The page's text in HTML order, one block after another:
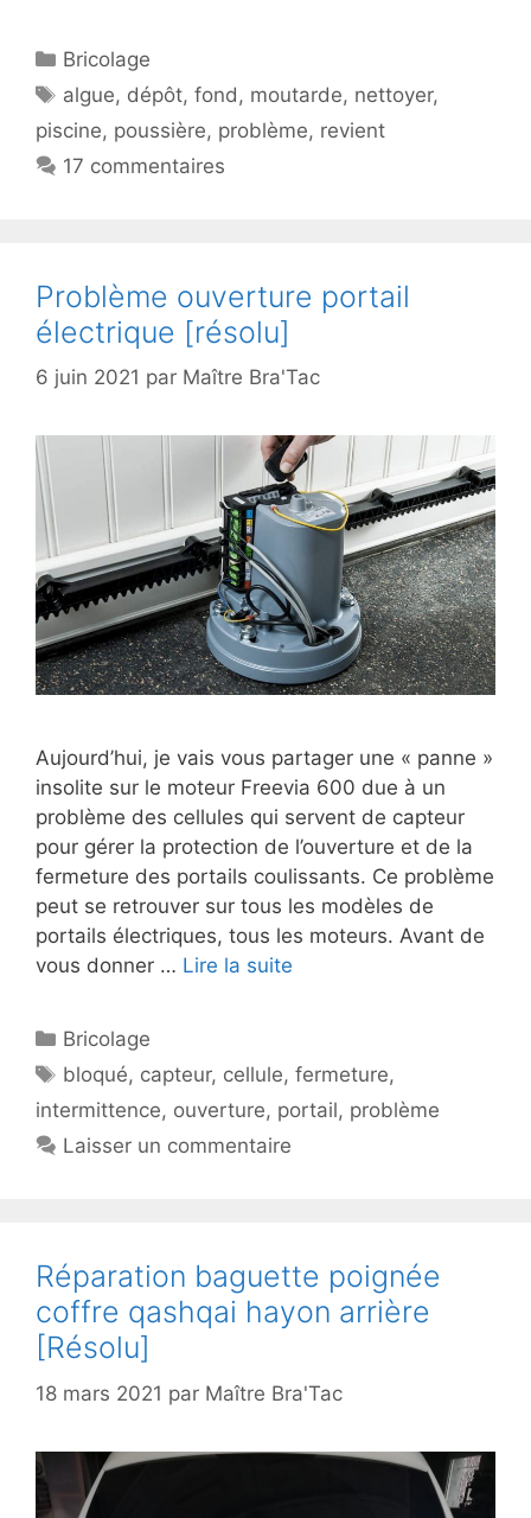
Catégories
Bricolage
Étiquettes
algue, dépôt,fond , moutarde, nettoyer,
piscine, poussière, problème, revient
17 commentaires
Problème ouverture portail
électrique [résolu]
6 juin 2021 par Maître Bra'Tac
Aujourd’hui, je vais vous partager une « panne »
insolite sur le moteur Freevia 600 due à un
problème des cellules qui servent de capteur
pour gérer la protection de l’ouverture et de la
fermeture des portails coulissants. Ce problème
peut se retrouver sur tous les modèles de
portails électriques, tous les moteurs. Avant de
vous donner … Lire la suite
Catégories
Bricolage
Étiquettes
bloqué, capteur, cellule,fermeture,
intermittence, ouverture, portail, problème
Laisser un commentaire
Réparation baguette poignée
coffre qashqai hayon arrière
[Résolu]
18 mars 2021 par Maître Bra'Tac